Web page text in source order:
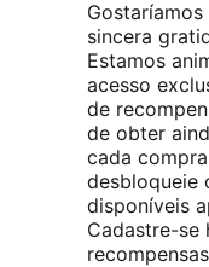
sincera
Estamos
acesso
de
de obter
cada
desbloqueie
disponíveis
Cadastre-se